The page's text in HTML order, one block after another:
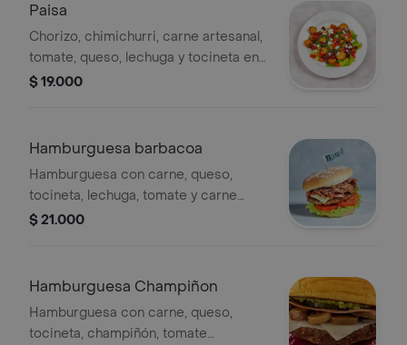
Paisa
Chorizo, chimichurri, carne artesanal,
tomate, queso, lechuga y tocineta en
un plato.
$ 19.000
Hamburguesa barbacoa
Hamburguesa con carne, queso,
tocineta, lechuga, tomate y carne
desmechada en salsa barbacoa.
$ 21.000
Hamburguesa Champiñon
Hamburguesa con carne, queso,
tocineta, champiñón, tomate